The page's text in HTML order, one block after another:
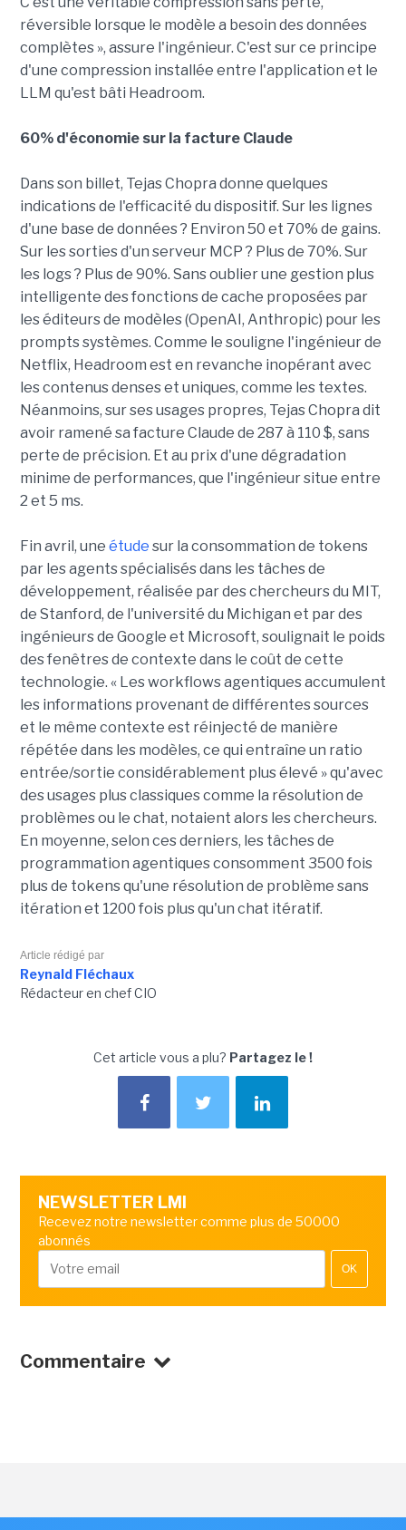
réversible lorsque le modèle a besoin des données
complètes », assure l'ingénieur. C'est sur ce principe
d'une compression installée entre l'application et le
LLM qu'est bâti Headroom.
60% d'économie sur la facture Claude
Dans son billet, Tejas Chopra donne quelques
indications de l'efficacité du dispositif. Sur les lignes
d'une base de données ? Environ 50 et 70% de gains.
Sur les sorties d'un serveur MCP ? Plus de 70%. Sur
les logs ? Plus de 90%. Sans oublier une gestion plus
intelligente des fonctions de cache proposées par
les éditeurs de modèles (OpenAI, Anthropic) pour les
prompts systèmes. Comme le souligne l'ingénieur de
Netflix, Headroom est en revanche inopérant avec
les contenus denses et uniques, comme les textes.
Néanmoins, sur ses usages propres, Tejas Chopra dit
avoir ramené sa facture Claude de 287 à 110 $, sans
perte de précision. Et au prix d'une dégradation
minime de performances, que l'ingénieur situe entre
2 et 5 ms.
Fin avril, une étude sur la consommation de tokens
par les agents spécialisés dans les tâches de
développement, réalisée par des chercheurs du MIT,
de Stanford, de l'université du Michigan et par des
ingénieurs de Google et Microsoft, soulignait le poids
des fenêtres de contexte dans le coût de cette
technologie. « Les workflows agentiques accumulent
les informations provenant de différentes sources
et le même contexte est réinjecté de manière
répétée dans les modèles, ce qui entraîne un ratio
entrée/sortie considérablement plus élevé » qu'avec
des usages plus classiques comme la résolution de
problèmes ou le chat, notaient alors les chercheurs.
En moyenne, selon ces derniers, les tâches de
programmation agentiques consomment 3500 fois
plus de tokens qu'une résolution de problème sans
itération et 1200 fois plus qu'un chat itératif.
Article rédigé par
Reynald Fléchaux
Rédacteur en chef CIO
Cet article vous a plu? Partagez le !
NEWSLETTER LMI
Recevez notre newsletter comme plus de 50000
abonnés
OK
Commentaire